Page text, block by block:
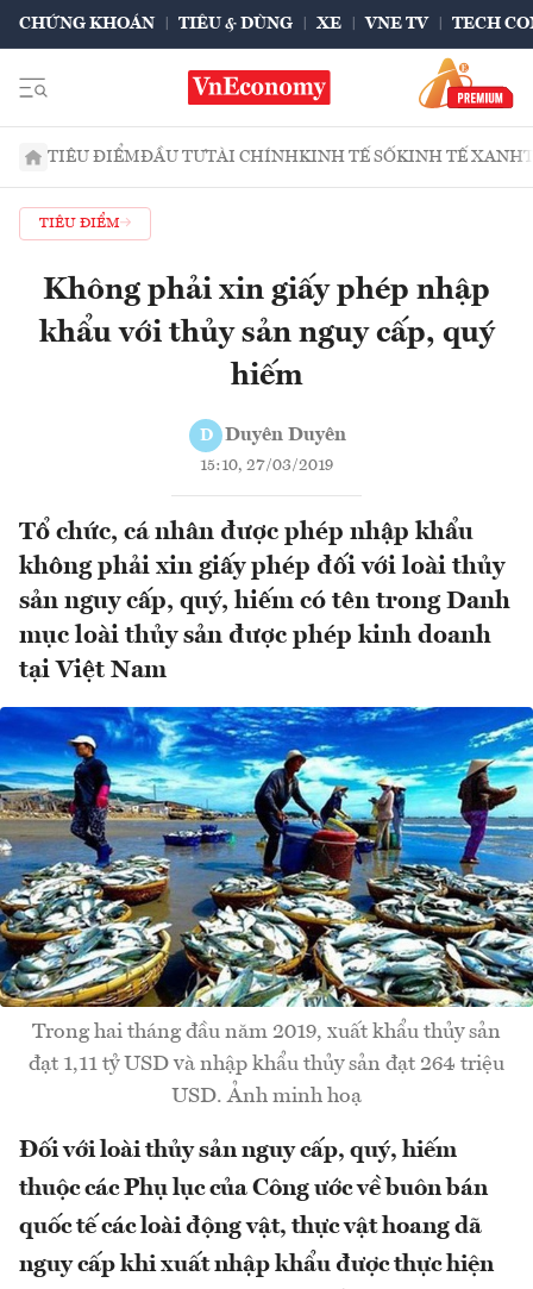
CHỨNG KHOÁN TIÊU & DÙNG XE VNE TV TECH
TIÊU ĐIỂMĐẦU TƯTÀI CHÍNHKINH TẾ SỐKINH TẾ XANH
TIÊU ĐIỂM
Không phải xin giấy phép nhập
khẩu với thủy sản nguy cấp, quý
hiếm
D Duyên Duyên
15:10, 27/03/2019
Tổ chức, cá nhân được phép nhập khẩu
không phải xin giấy phép đối với loài thủy
sản nguy cấp, quý, hiếm có tên trong Danh
mục loài thủy sản được phép kinh doanh
tại Việt Nam
Trong hai tháng đầu năm 2019, xuất khẩu thủy sản
đạt 1,11 tỷ USD và nhập khẩu thủy sản đạt 264 triệu
USD. Ảnh minh hoạ
Đối với loài thủy sản nguy cấp, quý, hiếm
thuộc các Phụ lục của Công ước về buôn bán
quốc tế các loài động vật, thực vật hoang dã
nguy cấp khi xuất nhập khẩu được thực hiện